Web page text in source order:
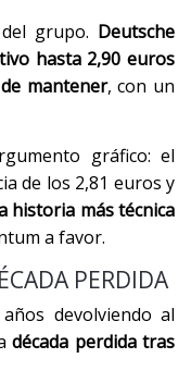
grupo. Deutsche
hasta 2,90 euros
mantener, con un
gráfico: el
de los 2,81 euros y
historia más técnica
a favor.
PERDIDA
devolviendo al
década perdida tras